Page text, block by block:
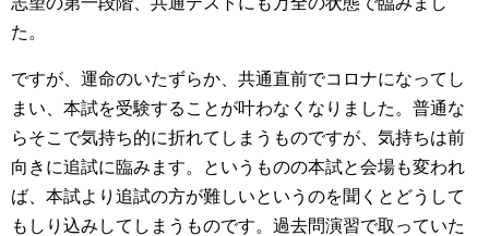
た。
ですが、運命のいたずらか、共通直前でコロナになってし
まい、本試を受験することが叶わなくなりました。普通な
らそこで気持ち的に折れてしまうものですが、気持ちは前
向きに追試に臨みます。というものの本試と会場も変われ
ば、本試より追試の方が難しいというのを聞くとどうして
もしり込みしてしまうものです。過去問演習で取っていた